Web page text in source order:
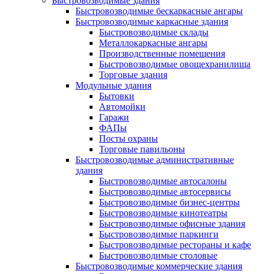
Быстровозводимые бескаркасные ангары
Быстровозводимые каркасные здания
Быстровозводимые склады
Металлокаркасные ангары
Производственные помещения
Быстровозводимые овощехранилища
Торговые здания
Модульные здания
Бытовки
Автомойки
Гаражи
ФАПы
Посты охраны
Торговые павильоны
Быстровозводимые административные
здания
Быстровозводимые автосалоны
Быстровозводимые автосервисы
Быстровозводимые бизнес-центры
Быстровозводимые кинотеатры
Быстровозводимые офисные здания
Быстровозводимые паркинги
Быстровозводимые рестораны и кафе
Быстровозводимые столовые
Быстровозводимые коммерческие здания